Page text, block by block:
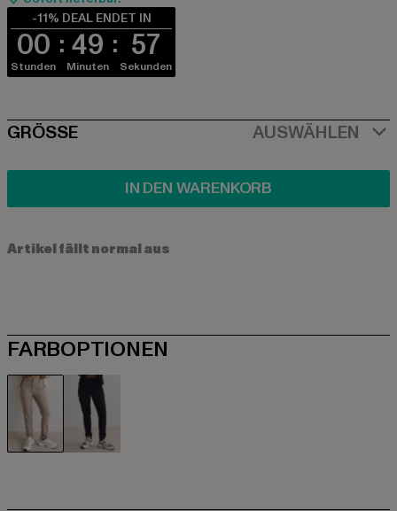
-11% DEAL ENDET IN
00
Stunden
49
Minuten
56
Sekunden
SIZE
GRÖSSE AUSWÄHLEN
IN DEN WARENKORB
Artikel fällt normal aus
FARBOPTIONEN